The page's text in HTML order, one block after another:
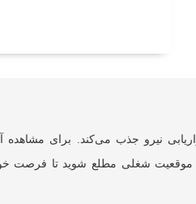
نیرو جذب می‌کند. برای
موقعیت شغلی مطلع شوید تا فرصت